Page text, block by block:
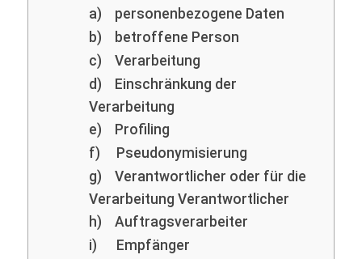
a) personenbezogene Daten
b) betroffene Person
c) Verarbeitung
d) Einschränkung der
Verarbeitung
e) Profiling
f) Pseudonymisierung
g) Verantwortlicher oder für die
Verarbeitung Verantwortlicher
h) Auftragsverarbeiter
i) Empfänger